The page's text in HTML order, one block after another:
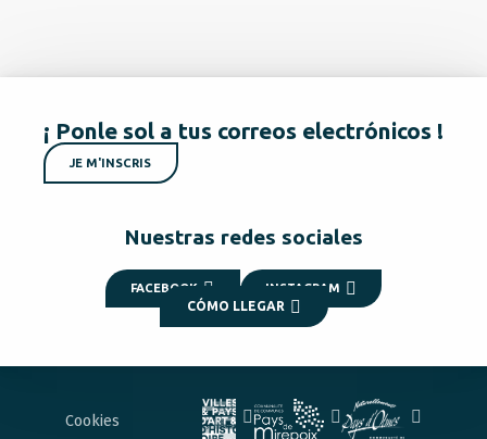
¡ Ponle sol a tus correos electrónicos !
JE M'INSCRIS
Nuestras redes sociales
FACEBOOK INSTAGRAM
CÓMO LLEGAR
Cookies